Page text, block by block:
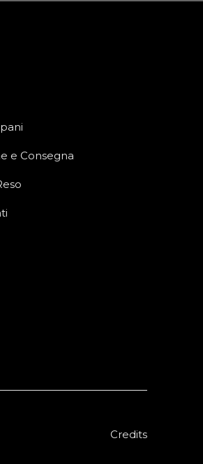
e Consegna
Credits